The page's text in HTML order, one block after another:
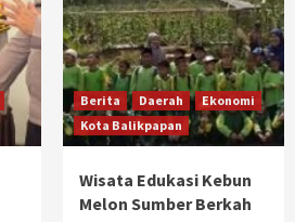
Berita Daerah
Ekonomi
Kota Balikpapan
Wisata Edukasi Kebun
Melon Sumber Berkah